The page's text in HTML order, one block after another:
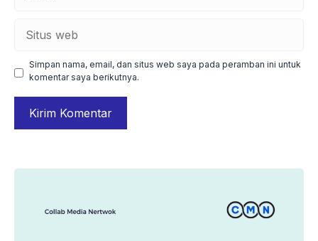
Simpan nama, email, dan situs web saya pada peramban ini untuk
komentar saya berikutnya.